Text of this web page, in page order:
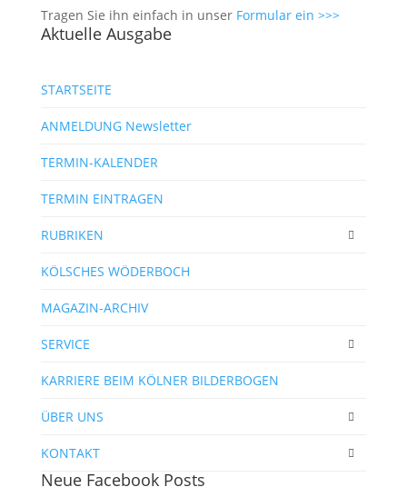
Tragen Sie ihn einfach in unser Formular ein >>>
Aktuelle Ausgabe
STARTSEITE
ANMELDUNG Newsletter
TERMIN-KALENDER
TERMIN EINTRAGEN
RUBRIKEN
KÖLSCHES WÖDERBOCH
MAGAZIN-ARCHIV
SERVICE
KARRIERE BEIM KÖLNER BILDERBOGEN
ÜBER UNS
KONTAKT
Neue Facebook Posts